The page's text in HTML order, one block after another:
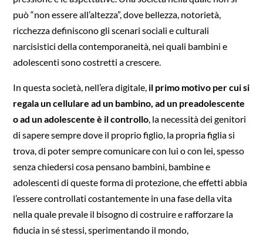
può “non essere all’altezza”, dove bellezza, notorietà,
ricchezza definiscono gli scenari sociali e culturali
narcisistici della contemporaneità, nei quali bambini e
adolescenti sono costretti a crescere.
In questa società, nell’era digitale, il primo motivo per cui si
regala un cellulare ad un bambino, ad un preadolescente
o ad un adolescente è il controllo, la necessità dei genitori
di sapere sempre dove il proprio figlio, la propria figlia si
trova, di poter sempre comunicare con lui o con lei, spesso
senza chiedersi cosa pensano bambini, bambine e
adolescenti di queste forma di protezione, che effetti abbia
l’essere controllati costantemente in una fase della vita
nella quale prevale il bisogno di costruire e rafforzare la
fiducia in sé stessi, sperimentando il mondo,